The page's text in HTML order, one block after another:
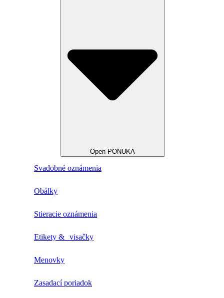
Open PONUKA
Svadobné oznámenia
Obálky
Stieracie oznámenia
Etikety & visačky
Menovky
Zasadací poriadok